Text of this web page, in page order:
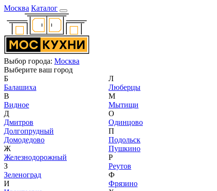
Москва Каталог
Выбор города: Москва
Выберите ваш город
Б
Балашиха
В
Видное
Д
Дмитров
Долгопрудный
Домодедово
Ж
Железнодорожный
З
Зеленоград
И
Л
Люберцы
М
Мытищи
О
Одинцово
П
Подольск
Пушкино
Р
Реутов
Ф
Фрязино